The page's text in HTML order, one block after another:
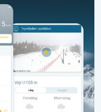
. . onsdag den